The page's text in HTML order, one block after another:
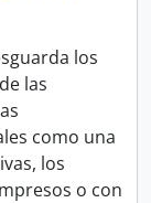
los
las
como una
los
o con